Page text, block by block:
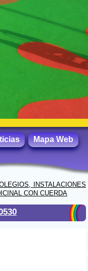
Mapa Web
INSTALACIONES
CON CUERDA